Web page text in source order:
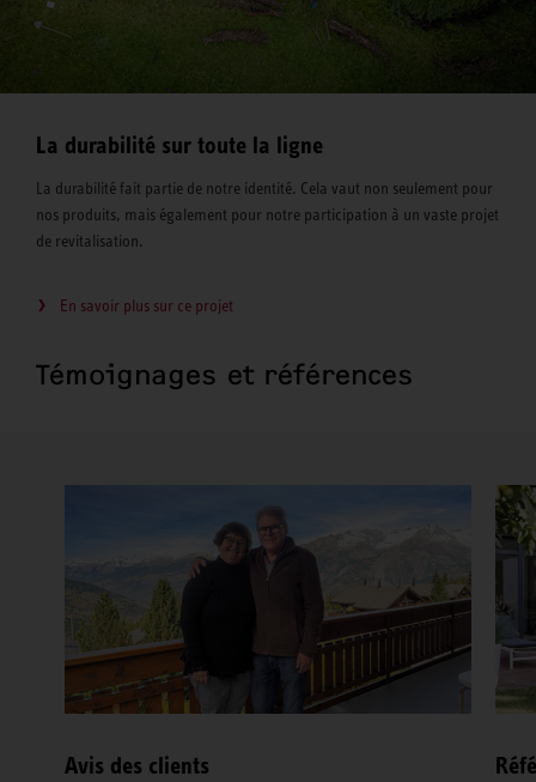
La durabilité sur toute la ligne
La durabilité fait partie de notre identité. Cela vaut non seulement pour
nos produits, mais également pour notre participation à un vaste projet
de revitalisation.
En savoir plus sur ce projet
Témoignages et références
Avis des clients